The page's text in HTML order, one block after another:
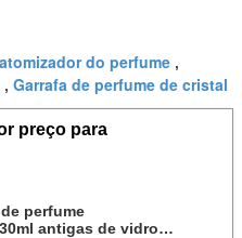
do perfume ,
, Garrafa de perfume de cristal
preço para
perfume
antigas de vidro